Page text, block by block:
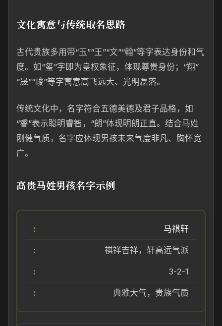
文化寓意与传统取名思路
古代贵族多用带“玉”“王”“文”“翰”等字表达身份和气
度。如“玺”字即为皇权象征，体现尊贵身份；“翔”
“晟”“峻”等字寓意高飞远大、光明磊落。
传统文化中，名字符合五德美德及君子品格，如
“睿”表示聪明睿智，“朗”体现明朗正直。结合马姓
刚健气质，名字应体现男孩未来气度非凡、胸怀宽
广。
高贵马姓男孩名字示例
马祺轩
祺祥吉祥，轩高远气派
3-2-1
典雅大气，贵族气质